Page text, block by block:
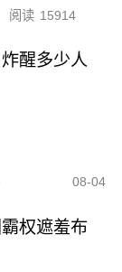
阅读 15914
醒多少人
08-04
权遮羞布